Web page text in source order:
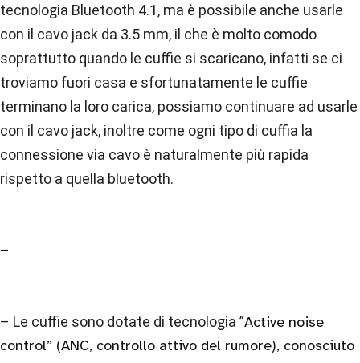
tecnologia Bluetooth 4.1, ma è possibile anche usarle
con il cavo jack da 3.5 mm, il che è molto comodo
soprattutto quando le cuffie si scaricano, infatti se ci
troviamo fuori casa e sfortunatamente le cuffie
terminano la loro carica, possiamo continuare ad usarle
con il cavo jack, inoltre come ogni tipo di cuffia la
connessione via cavo è naturalmente più rapida
rispetto a quella bluetooth.
–
– Le cuffie sono dotate di tecnologia ”Active noise
control” (ANC, controllo attivo del rumore), conosciuto